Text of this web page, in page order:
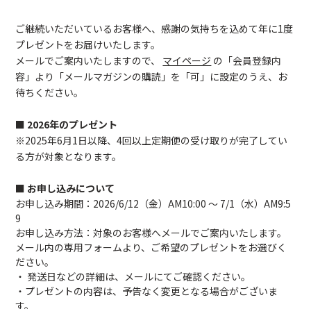
ご継続いただいているお客様へ、感謝の気持ちを込めて年に1度
プレゼントをお届けいたします。
メールでご案内いたしますので、 マイページ の「会員登録内
容」より「メールマガジンの購読」を「可」に設定のうえ、お
待ちください。
■ 2026年のプレゼント
※2025年6月1日以降、4回以上定期便の受け取りが完了してい
る方が対象となります。
■ お申し込みについて
お申し込み期間：2026/6/12（金）AM10:00 ～ 7/1（水）AM9:5
9
お申し込み方法：対象のお客様へメールでご案内いたします。
メール内の専用フォームより、ご希望のプレゼントをお選びく
ださい。
・ 発送日などの詳細は、メールにてご確認ください。
・プレゼントの内容は、予告なく変更となる場合がございま
す。